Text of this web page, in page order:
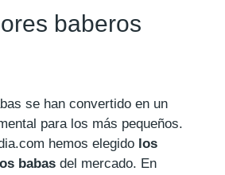
baberos
se han convertido en un
para los más pequeños.
hemos elegido los
babas del mercado. En